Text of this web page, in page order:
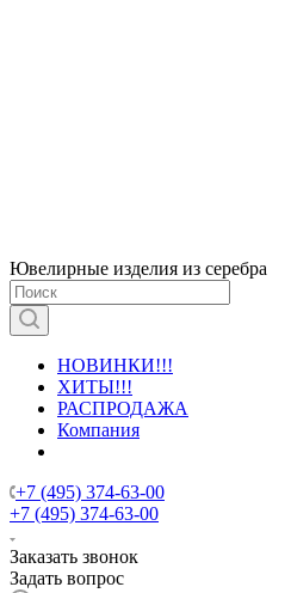
Ювелирные изделия из серебра
НОВИНКИ!!!
ХИТЫ!!!
РАСПРОДАЖА
Компания
+7 (495) 374-63-00
+7 (495) 374-63-00
Заказать звонок
Задать вопрос